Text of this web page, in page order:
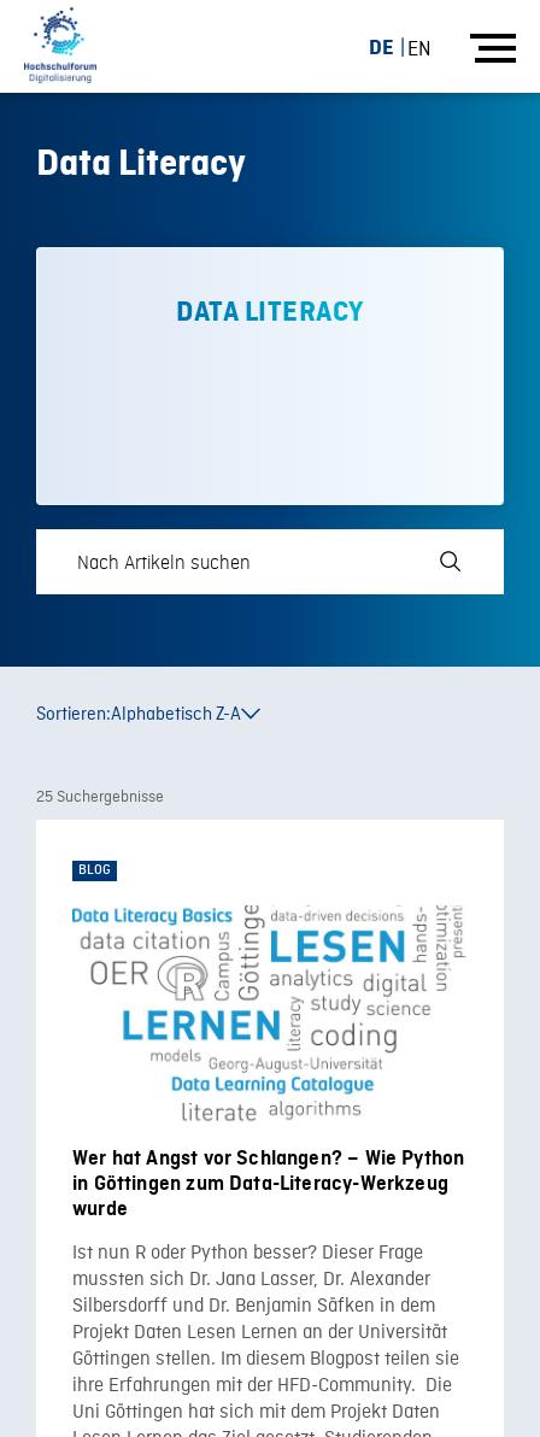
DE EN
Data Literacy
DATA LITERACY
Sortieren:Alphabetisch Z-A
25 Suchergebnisse
BLOG
Wer hat Angst vor Schlangen? – Wie Python
in Göttingen zum Data-Literacy-Werkzeug
wurde
Ist nun R oder Python besser? Dieser Frage
mussten sich Dr. Jana Lasser, Dr. Alexander
Silbersdorff und Dr. Benjamin Säfken in dem
Projekt Daten Lesen Lernen an der Universität
Göttingen stellen. Im diesem Blogpost teilen sie
ihre Erfahrungen mit der HFD-Community. Die
Uni Göttingen hat sich mit dem Projekt Daten